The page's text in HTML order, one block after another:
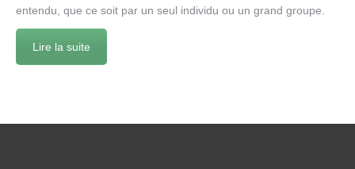
entendu, que ce soit par un seul individu ou un grand groupe.
Lire la suite